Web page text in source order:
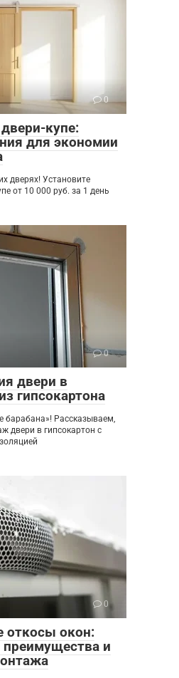
0
купе:
для экономии
дверях! Установите
от 10 000 руб. за 1 день
0
двери в
гипсокартона
барабана»! Рассказываем,
двери в гипсокартон с
0
откосы окон:
преимущества и